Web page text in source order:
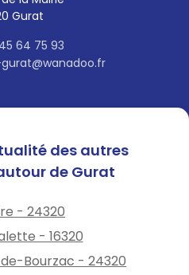
Gurat
64 75 93
des autres
de Gurat
- 24320
- 16320
Bourzac - 24320